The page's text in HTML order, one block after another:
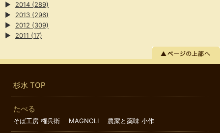
▶
2014 (289)
▶
2013 (296)
▶
2012 (309)
▶
2011 (17)
杉水 TOP
たべる
そば工房 権兵衛 MAGNOLI 農家と薬味 小作